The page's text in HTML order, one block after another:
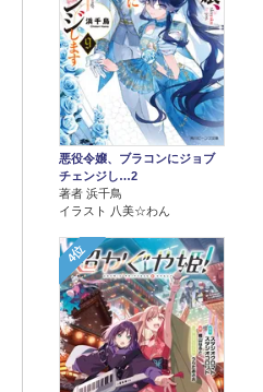
悪役令嬢、ブラコンにジョブ
チェンジし…2
著者 浜千鳥
イラスト 八美☆わん
4位